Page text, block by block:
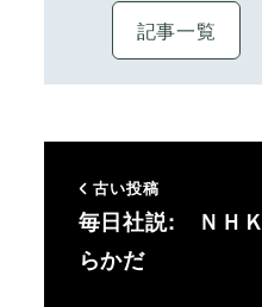
記事一覧
古い投稿
毎日社説: ＮＨ
らかだ